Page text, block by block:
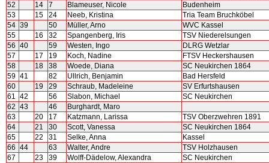
52
14 7 Blameuser, Nicole
Budenheim
53
15 24 Neeb, Kristina
Tria Team Bruchköbel
54 39 50 Müller, Arno
WVC Kassel
55
16 32 Spangenberg, Iris
TSV Niederelsungen
56 40 59 Westen, Ingo
DLRG Wetzlar
57
17 19 Koch, Nadine
FTSV Heckershausen
58
18 38 Woede, Diana
SC Neukirchen 1864
59 41 82 Ullrich, Benjamin
Bad Hersfeld
60
19 29 Schraub, Madeleine
SV Erfurtshausen
61 42 56 Slabon, Michael
SC Neukirchen
62 43 46
Burghardt, Maro
63
20 17 Katzmann, Larissa
TSV Oberzwehren 1891
64
21 30 Scott, Vanessa
SC Neukirchen 1864
65
22 31 Selke, Anna
Kassel
66 44 63 Walter, Andre
TSV Holzhausen
67
23 39 Wolff-Dädelow, Alexandra
SC Neukirchen